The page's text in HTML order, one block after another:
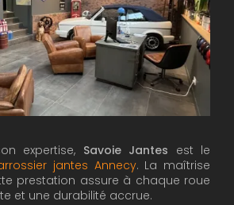
expertise, Savoie Jantes est le
jantes Annecy. La maîtrise
prestation assure à chaque roue
et une durabilité accrue.